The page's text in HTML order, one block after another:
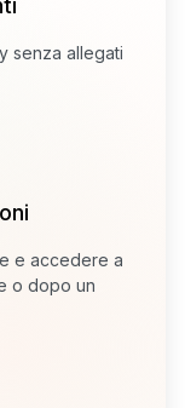
senza allegati
e accedere a
o dopo un